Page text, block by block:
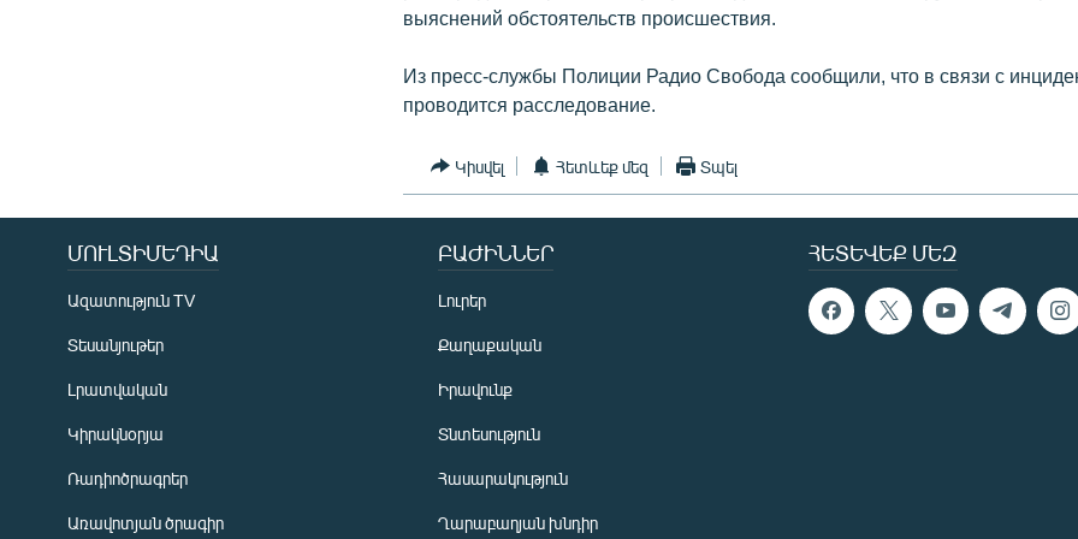
выяснений обстоятельств происшествия.
Из пресс-службы Полиции Радио Свобода сообщили, что в связи с
проводится расследование.
Կիսվել Հետևեք մեզ Տպել
ՀԵՏԵՎԵՔ ՄԵԶ
ՄՈՒԼՏԻՄԵԴԻԱ
Ազատություն TV
Տեսանյութեր
Լրատվական
Կիրակնօրյա
Ռադիոծրագրեր
Առավոտյան ծրագիր
ԲԱԺԻՆՆԵՐ
Լուրեր
Քաղաքական
Իրավունք
Տնտեսություն
Հասարակություն
Ղարաբաղյան խնդիր